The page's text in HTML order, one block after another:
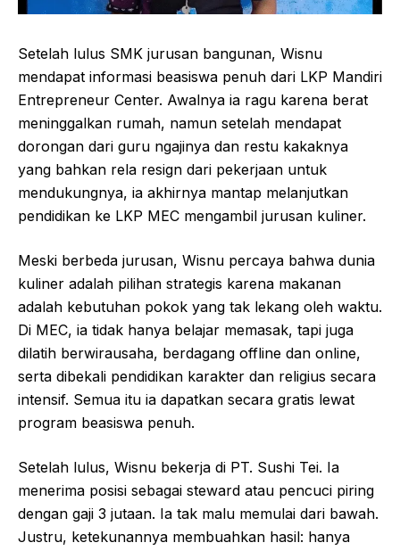
Setelah lulus SMK jurusan bangunan, Wisnu
mendapat informasi beasiswa penuh dari LKP Mandiri
Entrepreneur Center. Awalnya ia ragu karena berat
meninggalkan rumah, namun setelah mendapat
dorongan dari guru ngajinya dan restu kakaknya
yang bahkan rela resign dari pekerjaan untuk
mendukungnya, ia akhirnya mantap melanjutkan
pendidikan ke LKP MEC mengambil jurusan kuliner.
Meski berbeda jurusan, Wisnu percaya bahwa dunia
kuliner adalah pilihan strategis karena makanan
adalah kebutuhan pokok yang tak lekang oleh waktu.
Di MEC, ia tidak hanya belajar memasak, tapi juga
dilatih berwirausaha, berdagang offline dan online,
serta dibekali pendidikan karakter dan religius secara
intensif. Semua itu ia dapatkan secara gratis lewat
program beasiswa penuh.
Setelah lulus, Wisnu bekerja di PT. Sushi Tei. Ia
menerima posisi sebagai steward atau pencuci piring
dengan gaji 3 jutaan. Ia tak malu memulai dari bawah.
Justru, ketekunannya membuahkan hasil: hanya